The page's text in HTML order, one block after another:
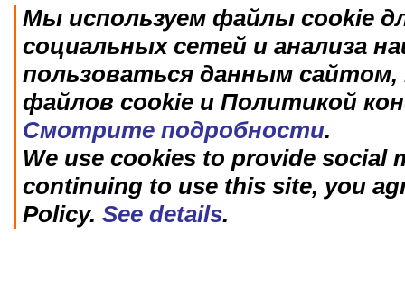
Мы используем файлы cookie
социальных сетей и анализа
пользоваться данным
файлов cookie и Политикой
Смотрите подробности.
We use cookies to provide social
continuing to use this site, you
Policy. See details.